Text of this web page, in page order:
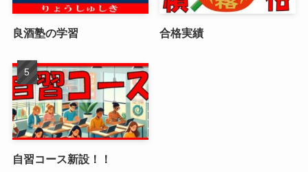
良酒塾の学習 合格実績
自習コース新設！！